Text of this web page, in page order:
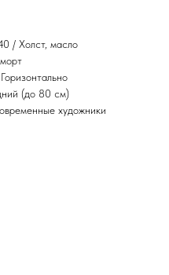
/ Холст, масло
(до 80 см)
художники